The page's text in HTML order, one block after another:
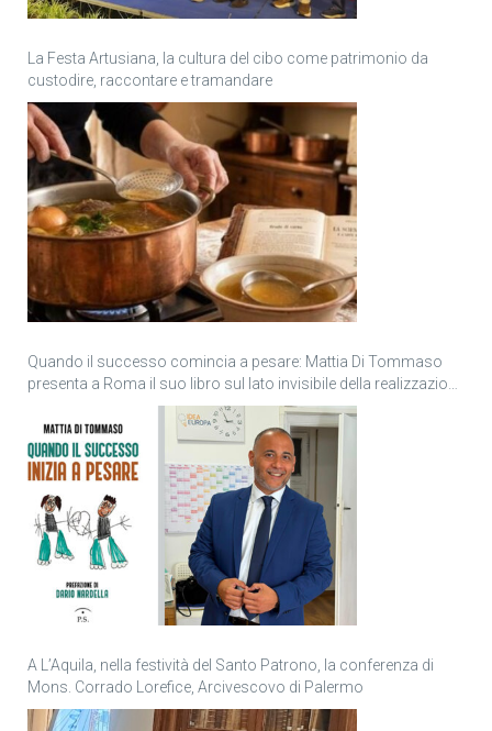
La Festa Artusiana, la cultura del cibo come patrimonio da
custodire, raccontare e tramandare
Quando il successo comincia a pesare: Mattia Di Tommaso
presenta a Roma il suo libro sul lato invisibile della realizzazione
A L’Aquila, nella festività del Santo Patrono, la conferenza di
Mons. Corrado Lorefice, Arcivescovo di Palermo